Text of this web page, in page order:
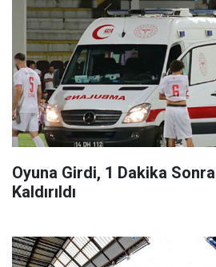
Oyuna Girdi, 1 Dakika
Kaldırıldı